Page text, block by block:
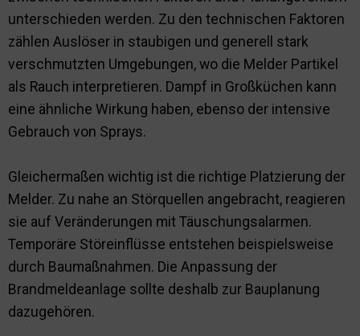
unterschieden werden. Zu den technischen Faktoren
zählen Auslöser in staubigen und generell stark
verschmutzten Umgebungen, wo die Melder Partikel
als Rauch interpretieren. Dampf in Großküchen kann
eine ähnliche Wirkung haben, ebenso der intensive
Gebrauch von Sprays.
Gleichermaßen wichtig ist die richtige Platzierung der
Melder. Zu nahe an Störquellen angebracht, reagieren
sie auf Veränderungen mit Täuschungsalarmen.
Temporäre Störeinflüsse entstehen beispielsweise
durch Baumaßnahmen. Die Anpassung der
Brandmeldeanlage sollte deshalb zur Bauplanung
dazugehören.